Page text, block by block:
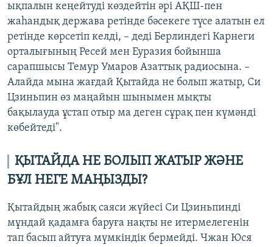
ықпалын кеңейтуді көздейтін әрі АҚШ-пен
жаһандық держава ретінде бәсекеге түсе алатын ел
ретінде көрсетіп келді, – деді Берлиндегі Карнеги
орталығының Ресей мен Еуразия бойынша
сарапшысы Темур Умаров Азаттық радиосына. –
Алайда мына жағдай Қытайда не болып жатыр, Си
Цзиньпин өз маңайын шынымен мықты
бақылауда ұстап отыр ма деген сұрақ пен күмәнді
көбейтеді".
ҚЫТАЙДА НЕ БОЛЫП ЖАТЫР ЖӘНЕ
БҰЛ НЕГЕ МАҢЫЗДЫ?
Қытайдың жабық саяси жүйесі Си Цзиньпинді
мұндай қадамға баруға нақты не итермелегенін
тап басып айтуға мүмкіндік бермейді. Чжан Юся